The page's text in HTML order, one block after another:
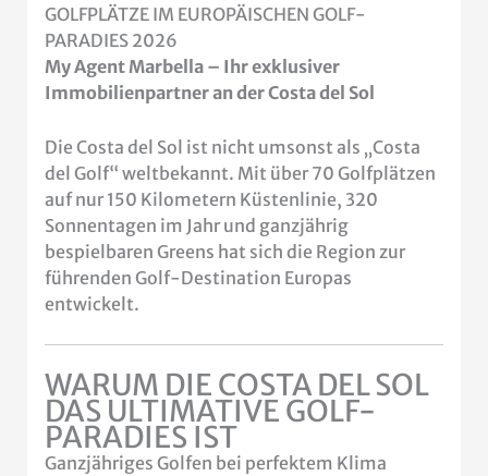
GOLFPLÄTZE IM EUROPÄISCHEN GOLF-
PARADIES 2026
My Agent Marbella – Ihr exklusiver
Immobilienpartner an der Costa del Sol
Die Costa del Sol ist nicht umsonst als „Costa
del Golf“ weltbekannt. Mit über 70 Golfplätzen
auf nur 150 Kilometern Küstenlinie, 320
Sonnentagen im Jahr und ganzjährig
bespielbaren Greens hat sich die Region zur
führenden Golf-Destination Europas
entwickelt.
WARUM DIE COSTA DEL SOL
DAS ULTIMATIVE GOLF-
PARADIES IST
Ganzjähriges Golfen bei perfektem Klima